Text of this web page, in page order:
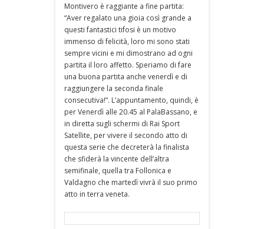
Montivero è raggiante a fine partita:
“Aver regalato una gioia così grande a
questi fantastici tifosi è un motivo
immenso di felicità, loro mi sono stati
sempre vicini e mi dimostrano ad ogni
partita il loro affetto. Speriamo di fare
una buona partita anche venerdì e di
raggiungere la seconda finale
consecutiva!”. L’appuntamento, quindi, è
per Venerdì alle 20.45 al PalaBassano, e
in diretta sugli schermi di Rai Sport
Satellite, per vivere il secondo atto di
questa serie che decreterà la finalista
che sfiderà la vincente dell’altra
semifinale, quella tra Follonica e
Valdagno che martedì vivrà il suo primo
atto in terra veneta.